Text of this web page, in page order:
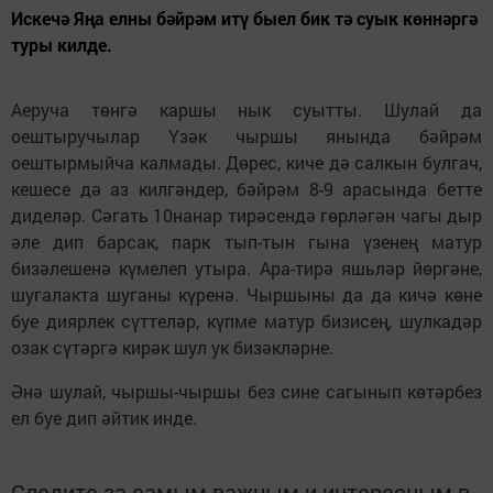
Искечә Яңа елны бәйрәм итү быел бик тә суык көннәргә
туры килде.
Аеруча төнгә каршы нык суытты. Шулай да
оештыручылар Үзәк чыршы янында бәйрәм
оештырмыйча калмады. Дөрес, киче дә салкын булгач,
кешесе дә аз килгәндер, бәйрәм 8-9 арасында бетте
диделәр. Сәгать 10нанар тирәсендә гөрләгән чагы дыр
әле дип барсак, парк тып-тын гына үзенең матур
бизәлешенә күмелеп утыра. Ара-тирә яшьләр йөргәне,
шугалакта шуганы күренә. Чыршыны да да кичә көне
буе диярлек сүттеләр, күпме матур бизисең, шулкадәр
озак сүтәргә кирәк шул ук бизәкләрне.
Әнә шулай, чыршы-чыршы без сине сагынып көтәрбез
ел буе дип әйтик инде.